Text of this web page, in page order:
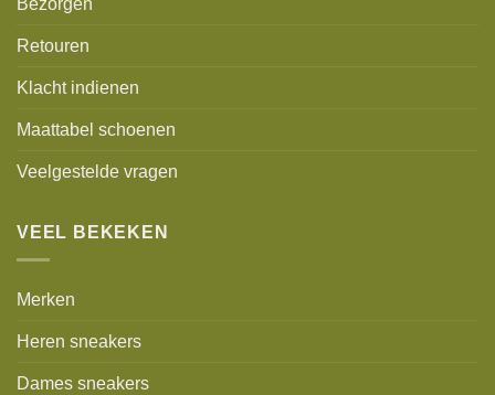
Bezorgen
Retouren
Klacht indienen
Maattabel schoenen
Veelgestelde vragen
VEEL BEKEKEN
Merken
Heren sneakers
Dames sneakers